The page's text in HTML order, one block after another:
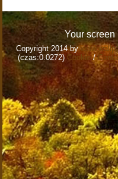
Your
Copyright 2014 by
(czas:0.0272) Cookie/